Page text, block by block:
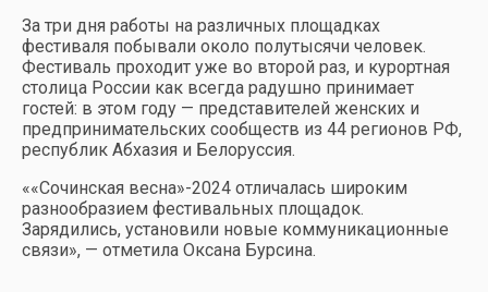
За три дня работы на различных площадках
фестиваля побывали около полутысячи человек.
Фестиваль проходит уже во второй раз, и курортная
столица России как всегда радушно принимает
гостей: в этом году — представителей женских и
предпринимательских сообществ из 44 регионов РФ,
республик Абхазия и Белоруссия.
««Сочинская весна»-2024 отличалась широким
разнообразием фестивальных площадок.
Зарядились, установили новые коммуникационные
связи», — отметила Оксана Бурсина.